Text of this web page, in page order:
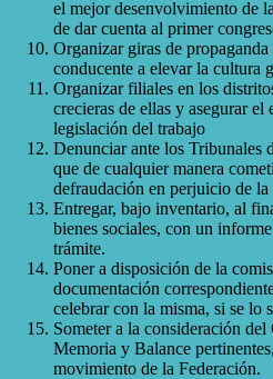
el mejor desenvolvimiento de
de dar cuenta al primer
Organizar giras de
conducente a elevar la cultura
Organizar filiales en los
crecieras de ellas y asegurar
legislación del trabajo
Denunciar ante los Tribunales
que de cualquier manera
defraudación en perjuicio de
Entregar, bajo inventario, al
bienes sociales, con un
trámite.
Poner a disposición de la
documentación
celebrar con la misma, si se lo
Someter a la consideración
Memoria y Balance
movimiento de la Federación.